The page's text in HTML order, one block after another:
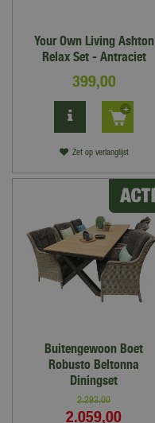
Your Own Living Ashton
Relax Set - Antraciet
399,00
Zet op verlanglijst
Buitengewoon Boet
Robusto Beltonna
Diningset
2.293,00
2.059,00